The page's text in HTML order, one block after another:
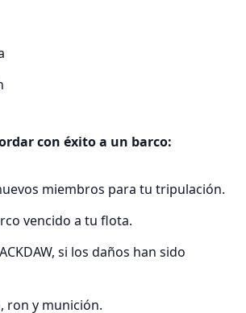
con éxito a un barco:
miembros para tu tripulación.
vencido a tu flota.
si los daños han sido
ron y munición.